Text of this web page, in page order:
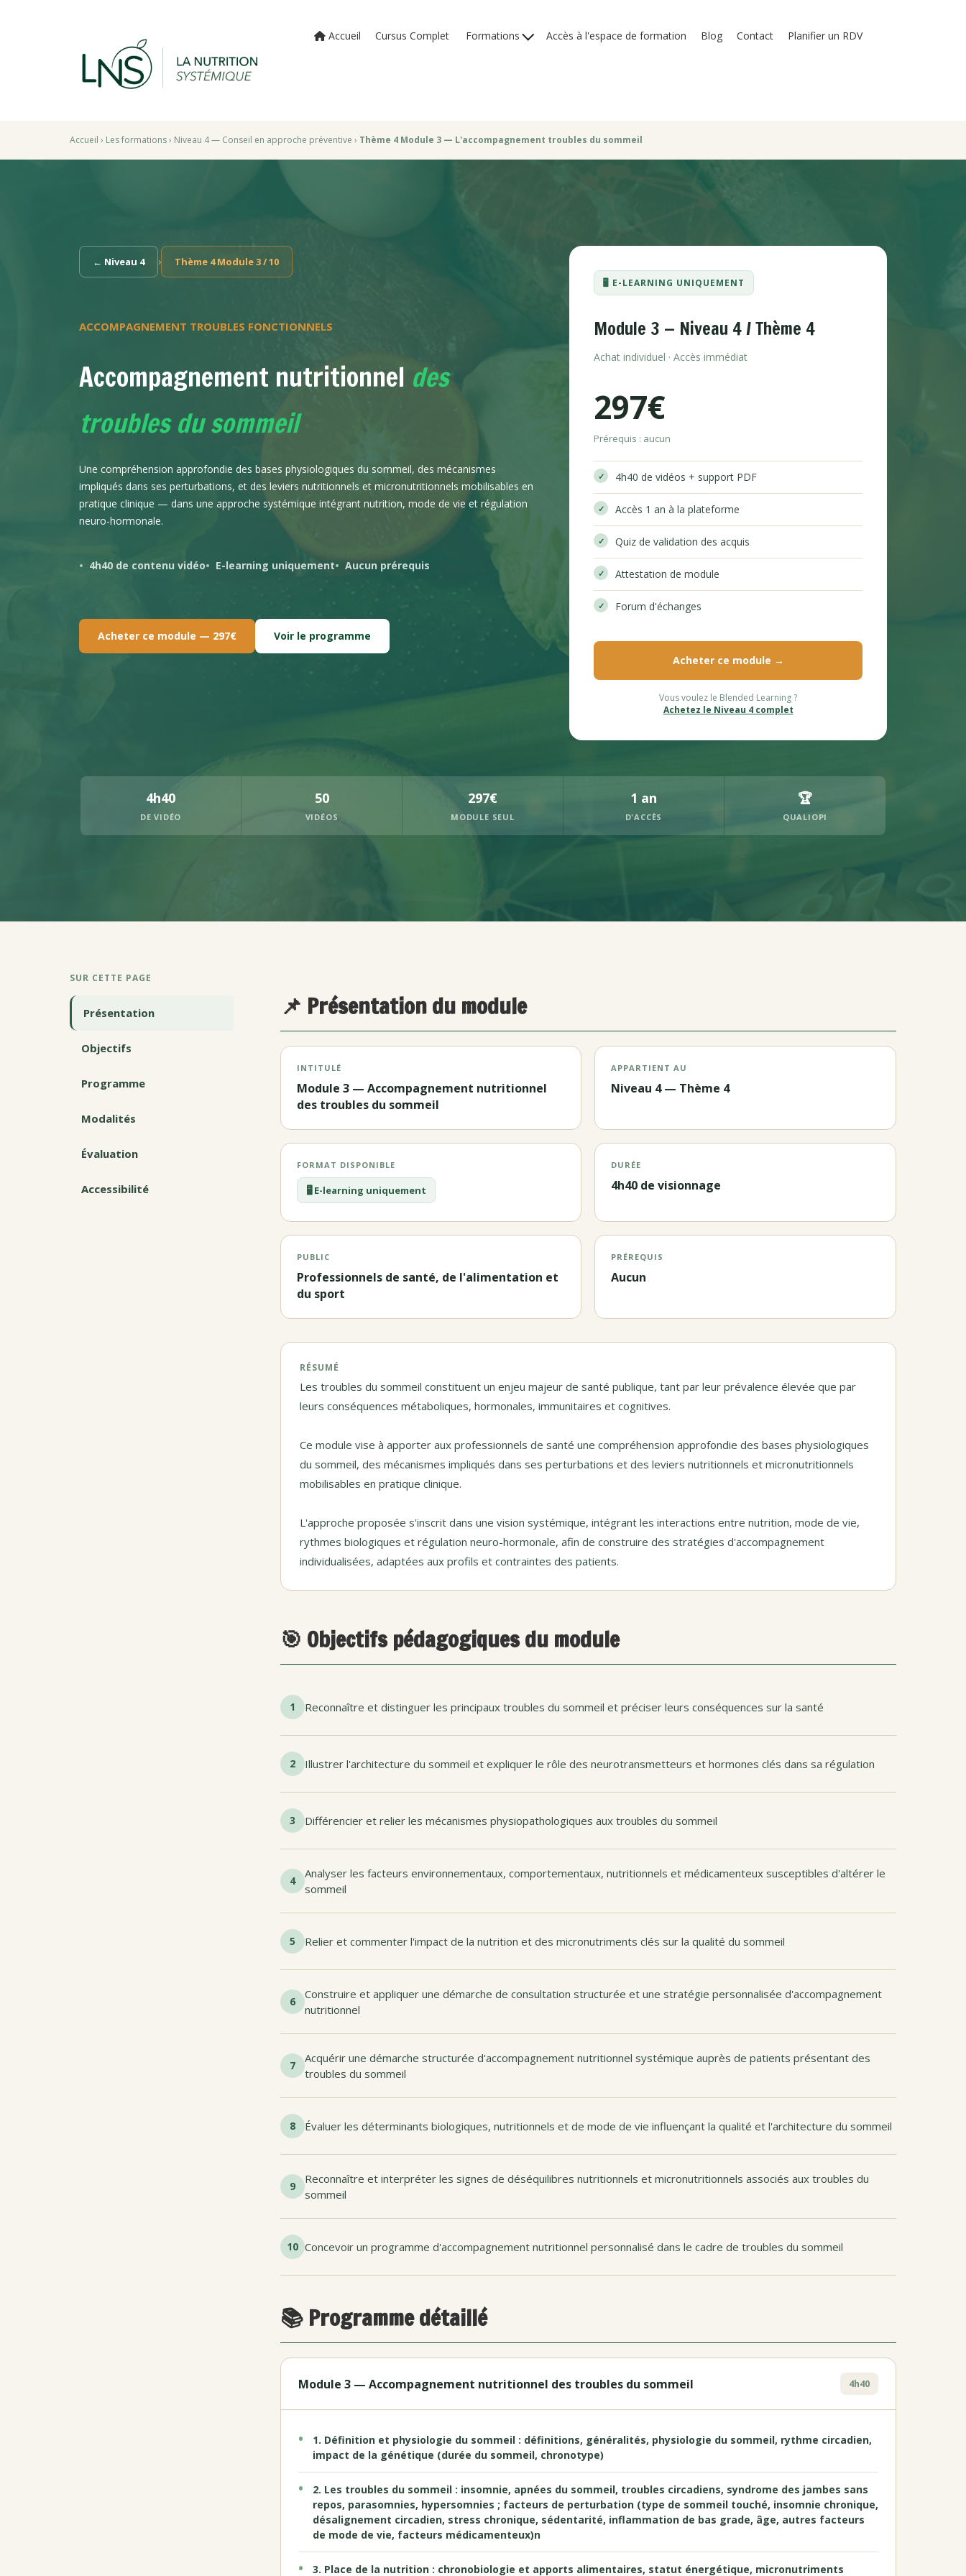
Accueil Cursus Complet Formations Accès à l'espace de formation Blog Contact Planifier un RDV
Accueil › Les formations› Niveau 4 — Conseil en approche préventive › Thème 4 Module 3 — L'accompagnement troubles du sommeil
← Niveau 4 › Thème 4 Module 3 / 10
ACCOMPAGNEMENT TROUBLES FONCTIONNELS
Accompagnement nutritionnel des
troubles du sommeil
Une compréhension approfondie des bases physiologiques du sommeil, des mécanismes
impliqués dans ses perturbations, et des leviers nutritionnels et micronutritionnels mobilisables en
pratique clinique — dans une approche systémique intégrant nutrition, mode de vie et régulation
neuro-hormonale.
4h40 de contenu vidéo E-learning uniquement Aucun prérequis
Acheter ce module — 297€ Voir le programme
🖥️ E-LEARNING UNIQUEMENT
Module 3 — Niveau 4 / Thème 4
Achat individuel · Accès immédiat
297€
Prérequis : aucun
4h40 de vidéos + support PDF
Accès 1 an à la plateforme
Quiz de validation des acquis
Attestation de module
Forum d'échanges
Acheter ce module →
Vous voulez le Blended Learning ?
Achetez le Niveau 4 complet
4h40
DE VIDÉO
50
VIDÉOS
297€
MODULE SEUL
1 an
D'ACCÈS
🏆
QUALIOPI
SUR CETTE PAGE
Présentation
Objectifs
Programme
Modalités
Évaluation
Accessibilité
📌 Présentation du module
INTITULÉ
Module 3 — Accompagnement nutritionnel
des troubles du sommeil
APPARTIENT AU
Niveau 4 — Thème 4
FORMAT DISPONIBLE
🖥️ E-learning uniquement
DURÉE
4h40 de visionnage
PUBLIC
Professionnels de santé, de l'alimentation et
du sport
PRÉREQUIS
Aucun
RÉSUMÉ
Les troubles du sommeil constituent un enjeu majeur de santé publique, tant par leur prévalence élevée que par
leurs conséquences métaboliques, hormonales, immunitaires et cognitives.
Ce module vise à apporter aux professionnels de santé une compréhension approfondie des bases physiologiques
du sommeil, des mécanismes impliqués dans ses perturbations et des leviers nutritionnels et micronutritionnels
mobilisables en pratique clinique.
L'approche proposée s'inscrit dans une vision systémique, intégrant les interactions entre nutrition, mode de vie,
rythmes biologiques et régulation neuro-hormonale, afin de construire des stratégies d'accompagnement
individualisées, adaptées aux profils et contraintes des patients.
🎯 Objectifs pédagogiques du module
1 Reconnaître et distinguer les principaux troubles du sommeil et préciser leurs conséquences sur la santé
2 Illustrer l'architecture du sommeil et expliquer le rôle des neurotransmetteurs et hormones clés dans sa régulation
3 Différencier et relier les mécanismes physiopathologiques aux troubles du sommeil
4
Analyser les facteurs environnementaux, comportementaux, nutritionnels et médicamenteux susceptibles d'altérer le
sommeil
5 Relier et commenter l'impact de la nutrition et des micronutriments clés sur la qualité du sommeil
6
Construire et appliquer une démarche de consultation structurée et une stratégie personnalisée d'accompagnement
nutritionnel
7
Acquérir une démarche structurée d'accompagnement nutritionnel systémique auprès de patients présentant des
troubles du sommeil
8 Évaluer les déterminants biologiques, nutritionnels et de mode de vie influençant la qualité et l'architecture du sommeil
9
Reconnaître et interpréter les signes de déséquilibres nutritionnels et micronutritionnels associés aux troubles du
sommeil
10 Concevoir un programme d'accompagnement nutritionnel personnalisé dans le cadre de troubles du sommeil
📚 Programme détaillé
Module 3 — Accompagnement nutritionnel des troubles du sommeil 4h40
1. Définition et physiologie du sommeil : définitions, généralités, physiologie du sommeil, rythme circadien,
impact de la génétique (durée du sommeil, chronotype)
2. Les troubles du sommeil : insomnie, apnées du sommeil, troubles circadiens, syndrome des jambes sans
repos, parasomnies, hypersomnies ; facteurs de perturbation (type de sommeil touché, insomnie chronique,
désalignement circadien, stress chronique, sédentarité, inflammation de bas grade, âge, autres facteurs
de mode de vie, facteurs médicamenteux)n
3. Place de la nutrition : chronobiologie et apports alimentaires, statut énergétique, micronutriments